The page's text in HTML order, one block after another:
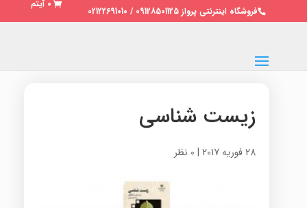
فروشگاه اینترنتی پرواز 09128501125 / 02122691010
0 آیتم
زیست شناسی
28 فوریه 2017 | 0 نظر